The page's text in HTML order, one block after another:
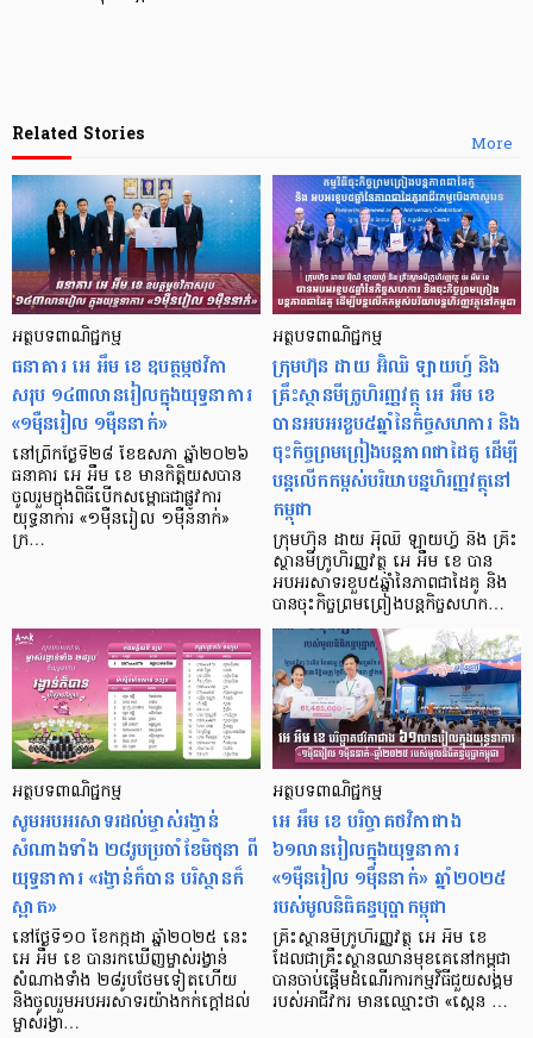
More
Related Stories
អត្ថបទពាណិជ្ជកម្ម
ធនាគារ អេ អឹម ខេ ឧបត្ថម្ភថវិកា
សរុប ១៤៣លានរៀលក្នុងយុទ្ធនាការ
«១ម៉ឺនរៀល ១ម៉ឺននាក់»
នៅព្រឹកថ្ងៃទី២៨ ខែឧសភា ឆ្នាំ២០២៦
ធនាគារ អេ អឹម ខេ មានកិត្តិយសបាន
ចូលរួមក្នុងពិធីបើកសម្ពោធជាផ្លូវការ
យុទ្ធនាការ «១ម៉ឺនរៀល ១ម៉ឺននាក់»
ក្រ…
អត្ថបទពាណិជ្ជកម្ម
ក្រុមហ៊ុន ដាយ អ៊ិឈិ ឡាយហ្វ៍ និង
គ្រឹះស្ថានមីក្រូហិរញ្ញវត្ថុ អេ អឹម ខេ
បានអបអរខួប៥ឆ្នាំនៃកិច្ចសហការ និង
ចុះកិច្ចព្រមព្រៀងបន្តភាពជាដៃគូ ដើម្បី
បន្តលើកកម្ពស់បរិយាបន្នហិរញ្ញវត្ថុនៅ
កម្ពុជា
ក្រុមហ៊ុន ដាយ អុិឈិ ឡាយហ្វ៍ និង គ្រឹះ
ស្ថានមីក្រូហិរញ្ញវត្ថុ អេ អឹម ខេ បាន
អបអរសាទរខួប៥ឆ្នាំនៃភាពជាដៃគូ និង
បានចុះកិច្ចព្រមព្រៀងបន្តកិច្ចសហក…
អត្ថបទពាណិជ្ជកម្ម
សូមអបអរសាទរដល់ម្ចាស់រង្វាន់
សំណាងទាំង ២៨រូបប្រចាំខែមិថុនា ពី
យុទ្ធនាការ «រង្វាន់ក៏បាន បរិស្ថានក៏
ស្អាត»
នៅថ្ងៃទី១០ ខែកក្កដា ឆ្នាំ២០២៥ នេះ
អេ អឹម ខេ បានរកឃើញម្ចាស់រង្វាន់
សំណាងទាំង ២៨រូបថែមទៀតហើយ
និងចូលរួមអបអរសាទរយ៉ាងកក់ក្តៅដល់
ម្ចាស់រង្វា…
អត្ថបទពាណិជ្ជកម្ម
អេ អឹម ខេ បរិច្ចាគថវិកាជាង
៦១លានរៀលក្នុងយុទ្ធនាការ
«១ម៉ឺនរៀល ១ម៉ឺននាក់» ឆ្នាំ២០២៥
របស់មូលនិធិគន្ធបុប្ផាកម្ពុជា
គ្រឹះស្ថានមីក្រូហិរញ្ញវត្ថុ អេ អឹម ខេ
ដែលជាគ្រឹះស្ថានឈានមុខគេនៅកម្ពុជា
បានចាប់ផ្តើមដំណើរការកម្មវិធីជួយសង្គម
របស់អាជីវករ មានឈ្មោះថា «ស្កេន …